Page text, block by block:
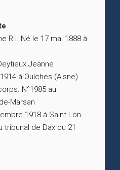
R.I. Né le 17 mai 1888 à
Jeanne
à Oulches (Aisne)
N°1985 au
Marsan
1918 à Saint-Lon-
tribunal de Dax du 21